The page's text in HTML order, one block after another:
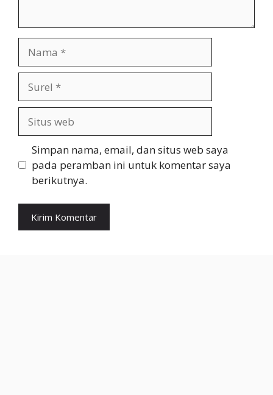
web
Simpan nama, email, dan situs web saya
pada peramban ini untuk komentar saya
berikutnya.